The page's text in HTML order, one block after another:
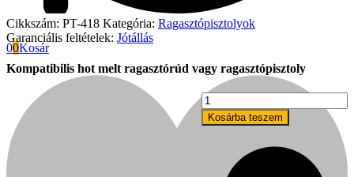
00Kosár
Cikkszám: PT-418 Kategória: Ragasztópisztolyok
Garanciális feltételek: Jótállás
Kompatibilis hot melt ragasztórúd vagy ragasztópisztoly
18
mm-
es
(18mm
Kosárba teszem